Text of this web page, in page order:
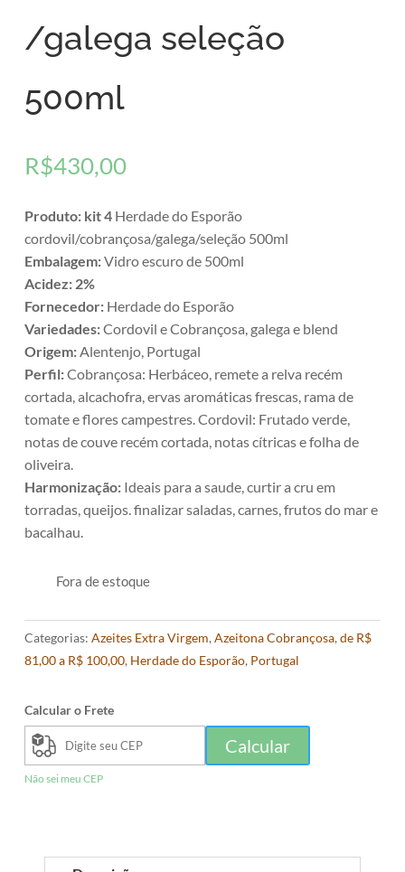
/galega seleção
500ml
R$430,00
Produto: kit 4 Herdade do Esporão
cordovil/cobrançosa/galega/seleção 500ml
Embalagem:Vidro escuro de 500ml
Acidez: 2%
Fornecedor: Herdade do Esporão
Variedades:Cordovil e Cobrançosa, galega e blend
Origem:Alentenjo, Portugal
Perfil:Cobrançosa: Herbáceo, remete a relva recém
cortada, alcachofra, ervas aromáticas frescas, rama de
tomate e flores campestres. Cordovil: Frutado verde,
notas de couve recém cortada, notas cítricas e folha de
oliveira.​
Harmonização: Ideais para a saude, curtir a cru em
torradas, queijos. finalizar saladas, carnes, frutos do mar e
bacalhau.
Fora de estoque
Categorias: Azeites Extra Virgem, Azeitona Cobrançosa, de R$
81,00 a R$ 100,00, Herdade do Esporão, Portugal
Calcular o Frete
Calcular
Não sei meu CEP